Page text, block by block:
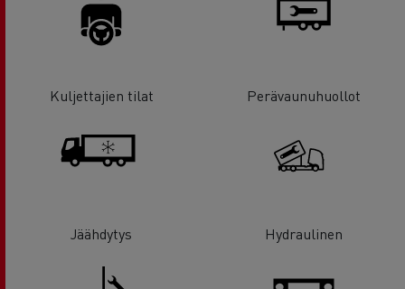
Kuljettajien tilat Perävaunuhuollot
Jäähdytys Hydraulinen